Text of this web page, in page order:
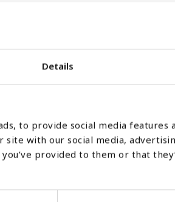
Details
to provide social media features
with our social media,
provided to them or that
1999 2004 2005 2006 2007 2008 2009 2010